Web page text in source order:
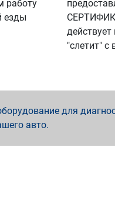
работу
езды
действует
"слетит"
для
авто.